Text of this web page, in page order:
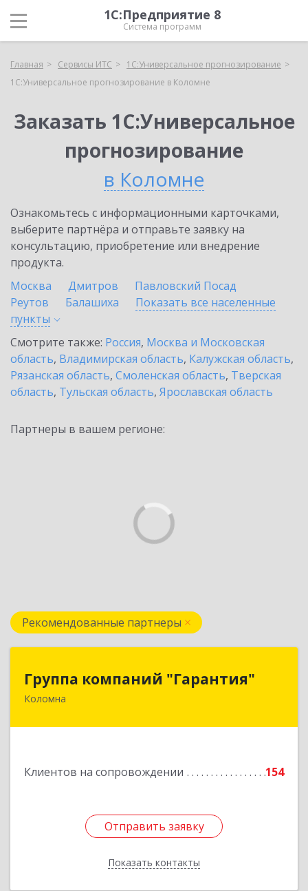
1С:Предприятие 8
Система программ
Главная Сервисы ИТС
1С:Универсальное прогнозирование
1С:Универсальное прогнозирование в Коломне
Заказать 1С:Универсальное
прогнозирование
в Коломне
Ознакомьтесь с информационными карточками,
выберите партнёра и отправьте заявку на
консультацию, приобретение или внедрение
продукта.
Москва
Дмитров
Павловский Посад
Реутов
Балашиха
Показать все населенные
пункты
Смотрите также: Россия, Москва и Московская
область, Владимирская область, Калужская область,
Рязанская область, Смоленская область, Тверская
область, Тульская область, Ярославская область
Партнеры в вашем регионе:
Рекомендованные партнеры
Группа компаний "Гарантия"
Коломна
Клиентов на сопровождении 154
Отправить заявку
Показать контакты
Группа компаний "Гарантия"
140407, Московская обл, Коломна г, Гагарина
Отправить заявку
Назад